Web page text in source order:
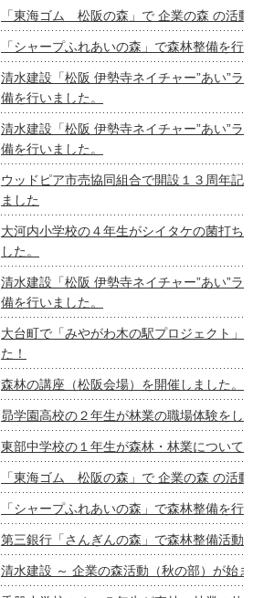
「東海ゴム 松阪の森」で 企業の森 の活
「シャープふれあいの森」で森林整備を行
清水建設「松阪 伊勢寺ネイチャー”あい”ラ
備を行いました。
清水建設「松阪 伊勢寺ネイチャー”あい”ラ
備を行いました。
ウッドピア市売協同組合で開設１３周年記
ました
大河内小学校の４年生がシイタケの菌打ち
した。
清水建設「松阪 伊勢寺ネイチャー”あい”ラ
備を行いました。
大台町で「みやがわ木の駅プロジェクト」
た！
森林の講座（松阪会場）を開催しました。
昴学園高校の２年生が林業の職場体験をし
東部中学校の１年生が森林・林業について
「東海ゴム 松阪の森」で 企業の森 の活
「シャープふれあいの森」で森林整備を行
第三銀行「さんぎんの森」で森林整備活動
清水建設 ～ 企業の森活動（秋の部）が始